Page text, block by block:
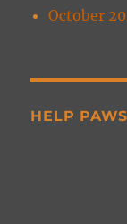
October
HELP